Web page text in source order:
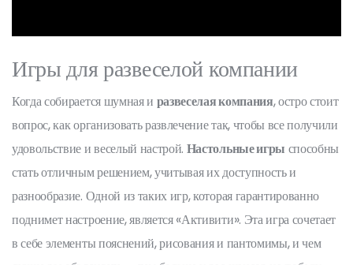
Игры для развеселой компании
Когда собирается шумная и развеселая компания, остро стоит
вопрос, как организовать развлечение так, чтобы все получили
удовольствие и веселый настрой. Настольные игры способны
стать отличным решением, учитывая их доступность и
разнообразие. Одной из таких игр, которая гарантированно
поднимет настроение, является «Активити». Эта игра сочетает
в себе элементы пояснений, рисования и пантомимы, и чем